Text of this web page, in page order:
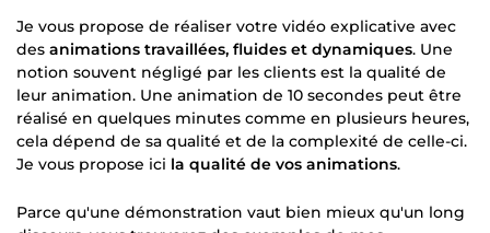
Je vous propose de réaliser votre vidéo explicative avec
des animations travaillées, fluides et dynamiques. Une
notion souvent négligé par les clients est la qualité de
leur animation. Une animation de 10 secondes peut être
réalisé en quelques minutes comme en plusieurs heures,
cela dépend de sa qualité et de la complexité de celle-ci.
Je vous propose ici la qualité de vos animations.
Parce qu'une démonstration vaut bien mieux qu'un long